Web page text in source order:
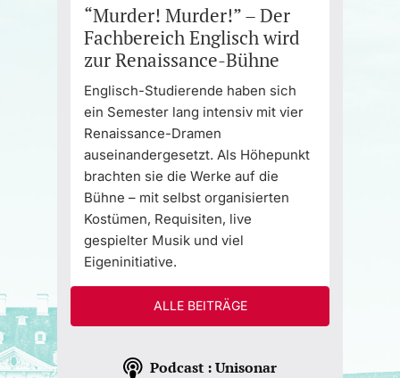
“Murder! Murder!” – Der
Fachbereich Englisch wird
zur Renaissance-Bühne
Englisch-Studierende haben sich
ein Semester lang intensiv mit vier
Renaissance-Dramen
auseinandergesetzt. Als Höhepunkt
brachten sie die Werke auf die
Bühne – mit selbst organisierten
Kostümen, Requisiten, live
gespielter Musik und viel
Eigeninitiative.
ALLE BEITRÄGE
Podcast : Unisonar